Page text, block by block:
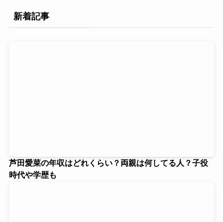
新着記事
芦田愛菜の年収はどれくらい？両親は何してる人？子役
時代や学歴も